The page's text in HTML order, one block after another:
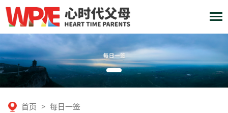
首页 > 每日一签